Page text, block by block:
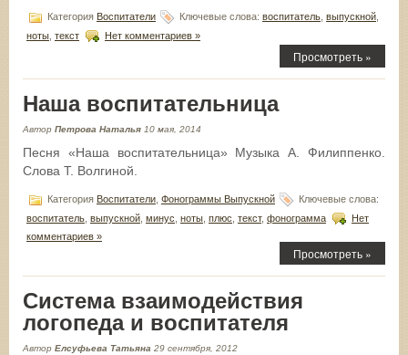
Категория Воспитатели Ключевые слова: воспитатель выпускной
ноты текст Нет комментариев »
Просмотреть »
Наша воспитательница
Автор Петрова Наталья 10 мая, 2014
Песня «Наша воспитательница» Музыка А. Филиппенко.
Слова Т. Волгиной.
Категория Воспитатели Фонограммы Выпускной
Ключевые слова:
воспитатель выпускной минус ноты плюс текст, фонограмма
Нет
комментариев »
Просмотреть »
Система взаимодействия
логопеда и воспитателя
Автор Елсуфьева Татьяна 29 сентября, 2012